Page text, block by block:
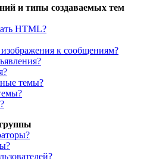
и типы создаваемых тем
HTML?
к сообщениям?
темы?